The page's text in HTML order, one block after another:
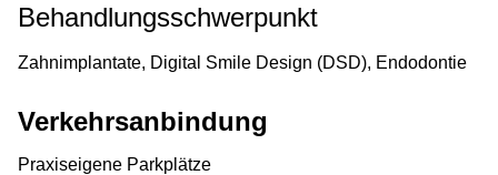
Behandlungsschwerpunkt
Zahnimplantate, Digital Smile Design (DSD), Endodontie
Verkehrsanbindung
Praxiseigene Parkplätze